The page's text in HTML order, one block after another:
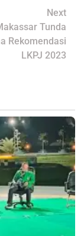
Next
Tunda
Rekomendasi
LKPJ 2023